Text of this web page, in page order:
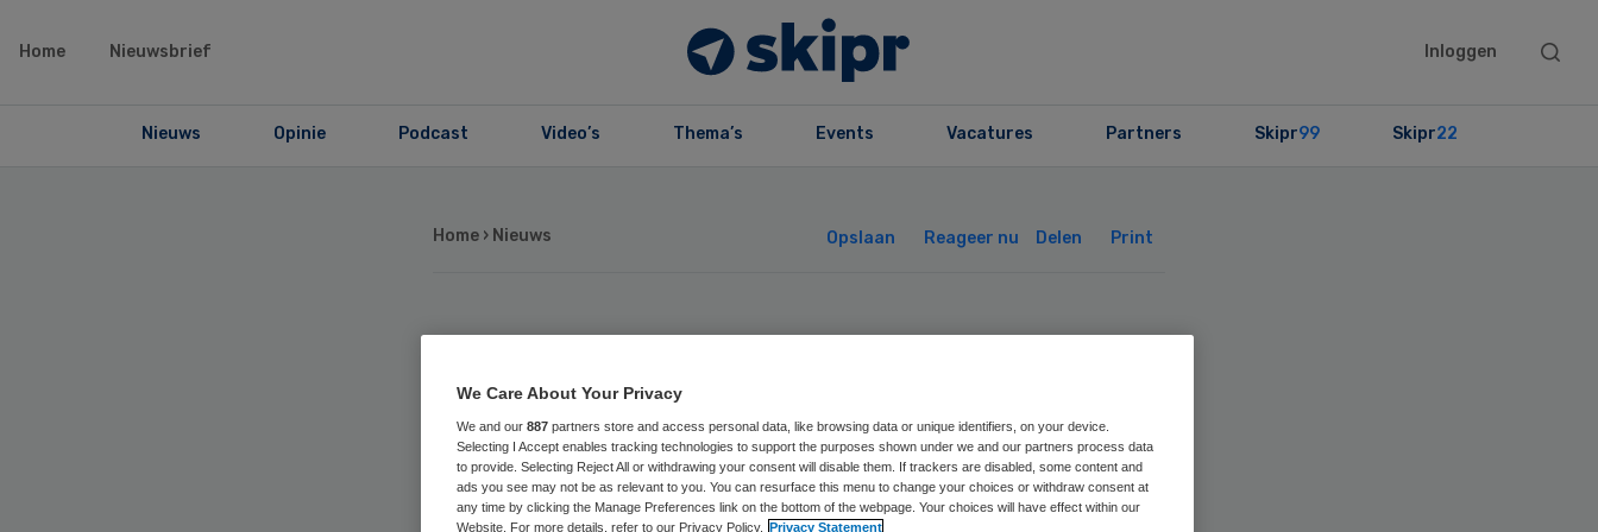
Home Nieuwsbrief Inloggen
Search
Nieuws Opinie Podcast Video’s Thema’s Events Vacatures Partners Skipr99 Skipr22
Home › Nieuws Opslaan Reageer nu Delen Print
Toch geen ebola-
besmetting Maasstad
Ziekenhuis
We Care About Your Privacy
We and our 887 partners store and access personal data, like browsing data or unique identifiers, on your device.
Selecting I Accept enables tracking technologies to support the purposes shown under we and our partners process data
to provide. Selecting Reject All or withdrawing your consent will disable them. If trackers are disabled, some content and
ads you see may not be as relevant to you. You can resurface this menu to change your choices or withdraw consent at
any time by clicking the Manage Preferences link on the bottom of the webpage. Your choices will have effect within our
Website. For more details, refer to our Privacy Policy. Privacy Statement